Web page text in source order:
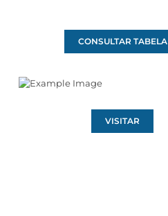
CONSULTAR TABELA
VISITAR